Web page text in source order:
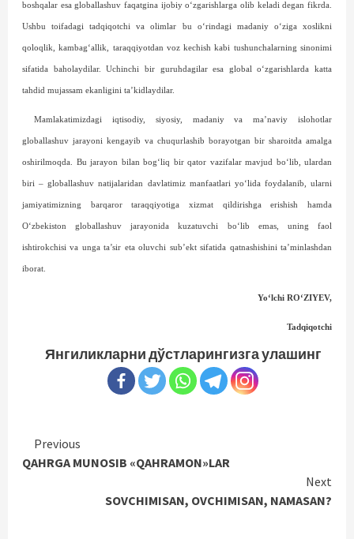
boshqalar esa globallashuv faqatgina ijobiy o‘zgarishlarga olib keladi degan fikrda.
Ushbu toifadagi tadqiqotchi va olimlar bu o‘rindagi madaniy o‘ziga xoslikni
qoloqlik, kambag‘allik, taraqqiyotdan voz kechish kabi tushunchalarning sinonimi
sifatida baholaydilar. Uchinchi bir guruhdagilar esa global o‘zgarishlarda katta
tahdid mujassam ekanligini ta’kidlaydilar.
Mamlakatimizdagi iqtisodiy, siyosiy, madaniy va ma’naviy islohotlar
globallashuv jarayoni kengayib va chuqurlashib borayotgan bir sharoitda amalga
oshirilmoqda. Bu jarayon bilan bog‘liq bir qator vazifalar mavjud bo‘lib, ulardan
biri – globallashuv natijalaridan davlatimiz manfaatlari yo‘lida foydalanib, ularni
jamiyatimizning barqaror taraqqiyotiga xizmat qildirishga erishish hamda
O‘zbekiston globallashuv jarayonida kuzatuvchi bo‘lib emas, uning faol
ishtirokchisi va unga ta’sir eta oluvchi sub’ekt sifatida qatnashishini ta’minlashdan
iborat.
Yo‘lchi RO‘ZIYEV,
Tadqiqotchi
Янгиликларни дўстларингизга улашинг
Continue
Reading
Previous
QAHRGA MUNOSIB «QAHRAMON»LAR
Next
SOVCHIMISAN, OVCHIMISAN, NAMASAN?